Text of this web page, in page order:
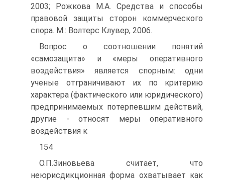
2003; Рожкова М.А. Средства и способы
правовой защиты сторон коммерческого
спора. М.: Волтерс Клувер, 2006.
Вопрос о соотношении понятий
«самозащита» и «меры оперативного
воздействия» является спорным: одни
ученые отграничивают их по критерию
характера (фактического или юридического)
предпринимаемых потерпевшим действий,
другие - относят меры оперативного
воздействия к
154
О.П.Зиновьева считает, что
неюрисдикционная форма охватывает как